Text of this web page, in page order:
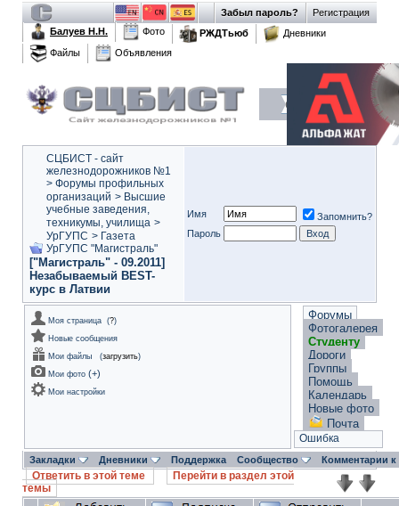
Регистрация
Забыл пароль?
Балуев Н.Н.
Фото РЖДТьюб
Дневники
Файлы
Объявления
СЦБИСТ - сайт
железнодорожников №1
> Форумы профильных
организаций > Высшие
учебные заведения,
техникумы, училища >
УрГУПС > Газета
УрГУПС "Магистраль"
["Магистраль" - 09.2011]
Незабываемый BEST-
курс в Латвии
Имя
Запомнить?
Пароль
Моя страница (?)
Новые сообщения
Мои файлы
(загрузить)
Мои фото (+)
Мои настройки
Форумы
Фотогалерея
Студенту
Дороги
Группы
Помощь
Календарь
Новые фото
Почта
Ошибка
Закладки Дневники Поддержка Сообщество Комментарии
Ответить в этой теме
Перейти в раздел этой
темы